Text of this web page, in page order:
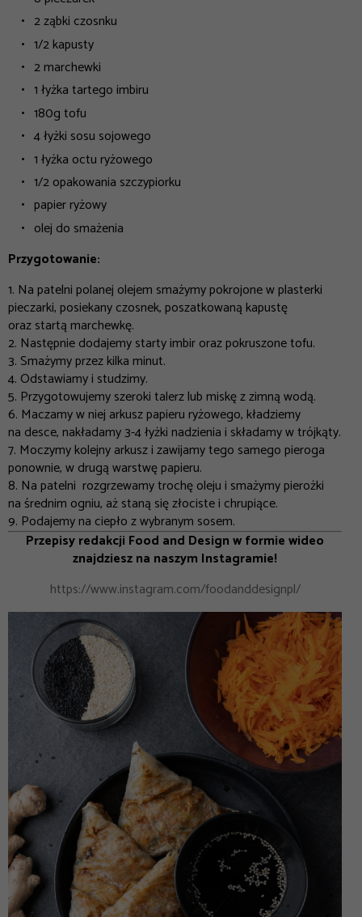
2 ząbki czosnku
1/2 kapusty
2 marchewki
1 łyżka tartego imbiru
180g tofu
4 łyżki sosu sojowego
1 łyżka octu ryżowego
1/2 opakowania szczypiorku
papier ryżowy
olej do smażenia
Przygotowanie:
1. Na patelni polanej olejem smażymy pokrojone w plasterki
pieczarki, posiekany czosnek, poszatkowaną kapustę
oraz startą marchewkę.
2. Następnie dodajemy starty imbir oraz pokruszone tofu.
3. Smażymy przez kilka minut.
4. Odstawiamy i studzimy.
5. Przygotowujemy szeroki talerz lub miskę z zimną wodą.
6. Maczamy w niej arkusz papieru ryżowego, kładziemy
na desce, nakładamy 3-4 łyżki nadzienia i składamy w trójkąty.
7. Moczymy kolejny arkusz i zawijamy tego samego pieroga
ponownie, w drugą warstwę papieru.
8. Na patelni rozgrzewamy trochę oleju i smażymy pierożki
na średnim ogniu, aż staną się złociste i chrupiące.
9. Podajemy na ciepło z wybranym sosem.
Przepisy redakcji Food and Design w formie wideo
znajdziesz na naszym Instagramie!
https://www.instagram.com/foodanddesignpl/